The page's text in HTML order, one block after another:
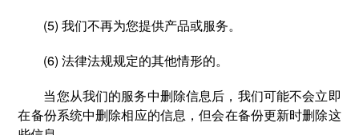
(5) 我们不再为您提供产品或服务。
(6) 法律法规规定的其他情形的。
当您从我们的服务中删除信息后，我们可能不会立即
在备份系统中删除相应的信息，但会在备份更新时删除这